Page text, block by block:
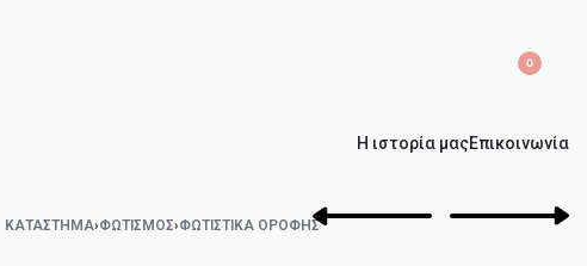
0
Η ιστορία μαςΕπικοινωνία
ΚΑΤΑΣΤΗΜΑ›ΦΩΤΙΣΜΌΣ›ΦΩΤΙΣΤΙΚΆ ΟΡΟΦΉΣ